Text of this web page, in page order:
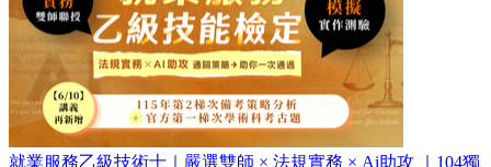
就業服務乙級技術士｜嚴選雙師 × 法規實務 × Ai助攻 ｜104獨